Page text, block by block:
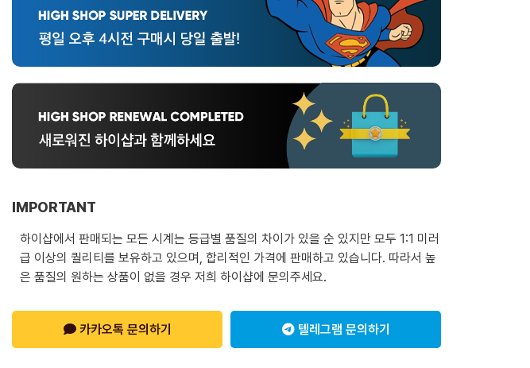
IMPORTANT
하이샵에서 판매되는 모든 시계는 등급별 품질의 차이가 있을 순 있지만 모두 1:1 미러
급 이상의 퀄리티를 보유하고 있으며, 합리적인 가격에 판매하고 있습니다. 따라서 높
은 품질의 원하는 상품이 없을 경우 저희 하이샵에 문의주세요.
카카오톡 문의하기 텔레그램 문의하기